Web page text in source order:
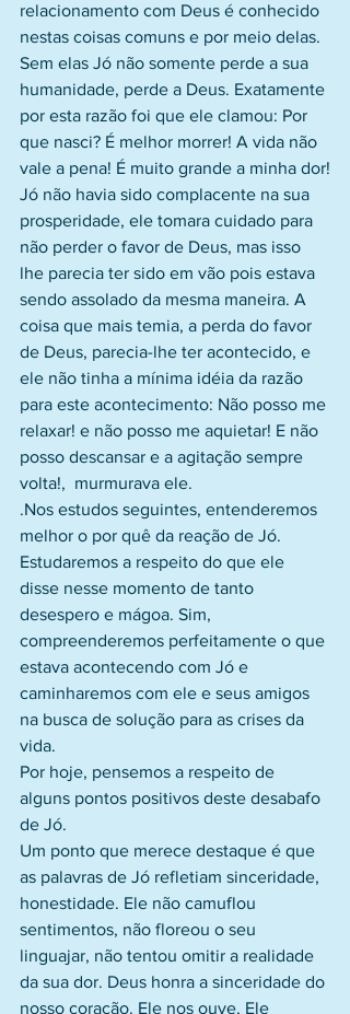
relacionamento com Deus é conhecido
nestas coisas comuns e por meio delas.
Sem elas Jó não somente perde a sua
humanidade, perde a Deus. Exatamente
por esta razão foi que ele clamou: Por
que nasci? É melhor morrer! A vida não
vale a pena! É muito grande a minha dor!
Jó não havia sido complacente na sua
prosperidade, ele tomara cuidado para
não perder o favor de Deus, mas isso
lhe parecia ter sido em vão pois estava
sendo assolado da mesma maneira. A
coisa que mais temia, a perda do favor
de Deus, parecia-lhe ter acontecido, e
ele não tinha a mínima idéia da razão
para este acontecimento: Não posso me
relaxar! e não posso me aquietar! E não
posso descansar e a agitação sempre
volta!,  murmurava ele.
.Nos estudos seguintes, entenderemos
melhor o por quê da reação de Jó.
Estudaremos a respeito do que ele
disse nesse momento de tanto
desespero e mágoa. Sim,
compreenderemos perfeitamente o que
estava acontecendo com Jó e
caminharemos com ele e seus amigos
na busca de solução para as crises da
vida.
Por hoje, pensemos a respeito de
alguns pontos positivos deste desabafo
de Jó.
Um ponto que merece destaque é que
as palavras de Jó refletiam sinceridade,
honestidade. Ele não camuflou
sentimentos, não floreou o seu
linguajar, não tentou omitir a realidade
da sua dor. Deus honra a sinceridade do
nosso coração. Ele nos ouve, Ele